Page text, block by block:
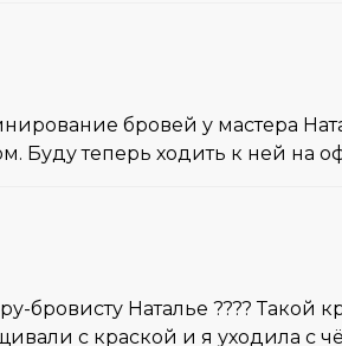
бровей у мастера
Буду теперь ходить к ней на
бровисту Наталье ????
с краской и я уходила